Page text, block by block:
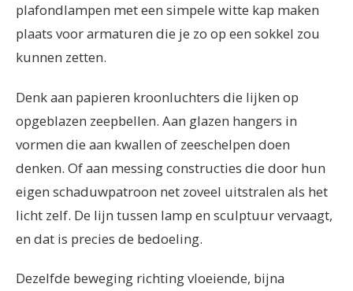
plafondlampen met een simpele witte kap maken
plaats voor armaturen die je zo op een sokkel zou
kunnen zetten.
Denk aan papieren kroonluchters die lijken op
opgeblazen zeepbellen. Aan glazen hangers in
vormen die aan kwallen of zeeschelpen doen
denken. Of aan messing constructies die door hun
eigen schaduwpatroon net zoveel uitstralen als het
licht zelf. De lijn tussen lamp en sculptuur vervaagt,
en dat is precies de bedoeling.
Dezelfde beweging richting vloeiende, bijna